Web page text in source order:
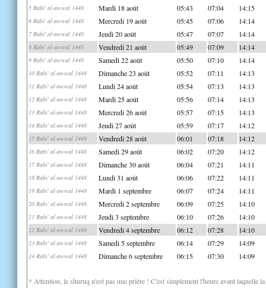
5 Rabi' al-awwal 1448 Mardi 18 août 05:43 07:04 14:15
6 Rabi' al-awwal 1448 Mercredi 19 août 05:45 07:06 14:14
7 Rabi' al-awwal 1448 Jeudi 20 août 05:47 07:07 14:14
8 Rabi' al-awwal 1448 Vendredi 21 août 05:49 07:09 14:14
9 Rabi' al-awwal 1448 Samedi 22 août 05:50 07:10 14:14
10 Rabi' al-awwal 1448 Dimanche 23 août 05:52 07:11 14:13
11 Rabi' al-awwal 1448 Lundi 24 août 05:54 07:13 14:13
12 Rabi' al-awwal 1448 Mardi 25 août 05:56 07:14 14:13
13 Rabi' al-awwal 1448 Mercredi 26 août 05:57 07:15 14:13
14 Rabi' al-awwal 1448 Jeudi 27 août 05:59 07:17 14:12
15 Rabi' al-awwal 1448 Vendredi 28 août 06:01 07:18 14:12
16 Rabi' al-awwal 1448 Samedi 29 août 06:02 07:20 14:12
17 Rabi' al-awwal 1448 Dimanche 30 août 06:04 07:21 14:11
18 Rabi' al-awwal 1448 Lundi 31 août 06:06 07:22 14:11
19 Rabi' al-awwal 1448 Mardi 1 septembre 06:07 07:24 14:11
20 Rabi' al-awwal 1448 Mercredi 2 septembre 06:09 07:25 14:10
21 Rabi' al-awwal 1448 Jeudi 3 septembre 06:10 07:26 14:10
22 Rabi' al-awwal 1448 Vendredi 4 septembre 06:12 07:28 14:10
23 Rabi' al-awwal 1448 Samedi 5 septembre 06:14 07:29 14:09
24 Rabi' al-awwal 1448 Dimanche 6 septembre 06:15 07:30 14:09
* Attention, le shuruq n'est pas une prière ! C'est simplement l'heure avant laquelle